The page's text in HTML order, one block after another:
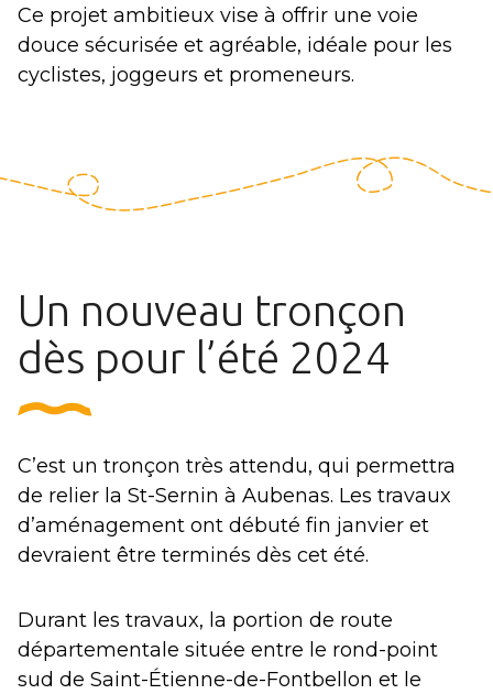
Ce projet ambitieux vise à offrir une voie
douce sécurisée et agréable, idéale pour les
cyclistes, joggeurs et promeneurs.
Un nouveau tronçon
dès pour l’été 2024
C’est un tronçon très attendu, qui permettra
de relier la St-Sernin à Aubenas. Les travaux
d’aménagement ont débuté fin janvier et
devraient être terminés dès cet été.
Durant les travaux, la portion de route
départementale située entre le rond-point
sud de Saint-Étienne-de-Fontbellon et le